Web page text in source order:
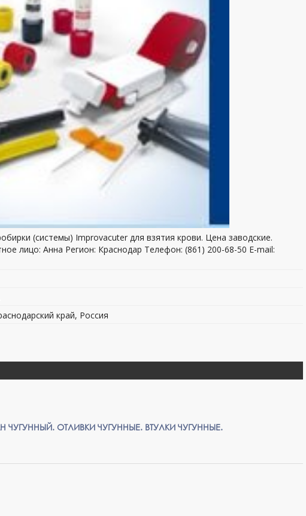
(системы) Improvacuter для взятия крови. Цена заводские.
лицо: Анна Регион: Краснодар Телефон: (861) 200-68-50 E-mail:
край, Россия
ЧУГУННЫЙ. ОТЛИВКИ ЧУГУННЫЕ. ВТУЛКИ ЧУГУННЫЕ.